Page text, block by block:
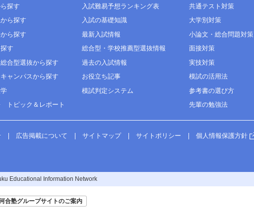
探す
ら探す
ら探す
す
合型選抜から探す
ャンパスから探す
トピック＆レポート
入試難易予想ランキング表
入試の基礎知識
最新入試情報
総合型・学校推薦型選抜情報
過去の入試情報
お役立ち記事
模試判定システム
共通テスト対策
大学別対策
小論文・総合問題対策
面接対策
実技対策
模試の活用法
参考書の選び方
先輩の勉強法
広告掲載について サイトマップ サイトポリシー 個人情報保護方針
Educational Information Network
合塾グループサイトのご案内